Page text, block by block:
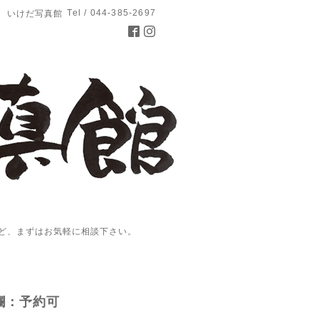
いけだ写真館 Tel / 044-385-2697
まずはお気軽に相談下さい。
予約可